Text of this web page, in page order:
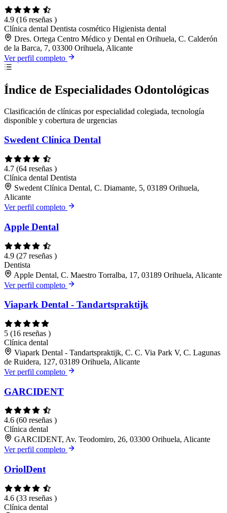
4.9 (16 reseñas )
Clínica dental Dentista cosmético Higienista dental
Dres. Ortega Centro Médico y Dental en Orihuela, C. Calderón
de la Barca, 7, 03300 Orihuela, Alicante
Ver perfil completo
Índice de Especialidades Odontológicas
Clasificación de clínicas por especialidad colegiada, tecnología
disponible y cobertura de urgencias
Swedent Clínica Dental
4.7 (64 reseñas )
Clínica dental Dentista
Swedent Clínica Dental, C. Diamante, 5, 03189 Orihuela,
Alicante
Ver perfil completo
Apple Dental
4.9 (27 reseñas )
Dentista
Apple Dental, C. Maestro Torralba, 17, 03189 Orihuela, Alicante
Ver perfil completo
Viapark Dental - Tandartspraktijk
5 (16 reseñas )
Clínica dental
Viapark Dental - Tandartspraktijk, C. C. Via Park V, C. Lagunas
de Ruidera, 127, 03189 Orihuela, Alicante
Ver perfil completo
GARCIDENT
4.6 (60 reseñas )
Clínica dental
GARCIDENT, Av. Teodomiro, 26, 03300 Orihuela, Alicante
Ver perfil completo
OriolDent
4.6 (33 reseñas )
Clínica dental